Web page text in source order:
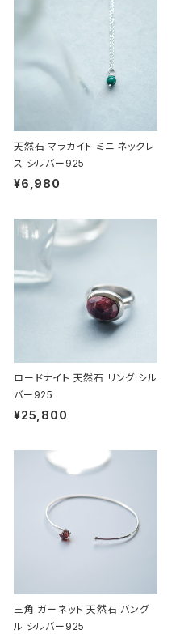
天然石 マラカイト ミニ ネックレ
ス シルバー925
¥6,980
ロードナイト 天然石 リング シル
バー925
¥25,800
三角 ガーネット 天然石 バング
ル シルバー925